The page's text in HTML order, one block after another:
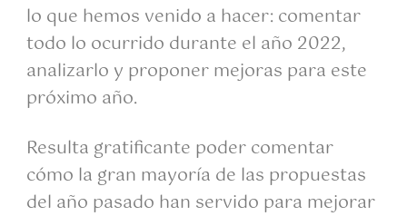
lo que hemos venido a hacer: comentar
todo lo ocurrido durante el año 2022,
analizarlo y proponer mejoras para este
próximo año.
Resulta gratificante poder comentar
cómo la gran mayoría de las propuestas
del año pasado han servido para mejorar